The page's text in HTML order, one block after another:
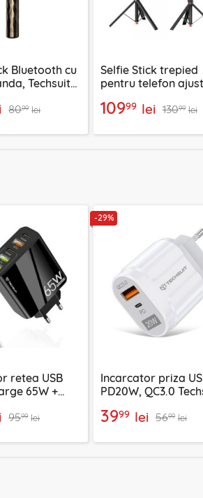
Bluetooth cu
Techsuit
8099 lei
Selfie Stick trepied
pentru telefon
10999 lei 13099 lei
retea USB
65W +
9599 lei
-29%
Incarcator priza
PD20W, QC3.0
CHPD038
3999 lei 5699 lei